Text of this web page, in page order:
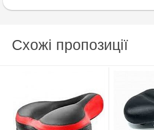
Схожі пропозиції